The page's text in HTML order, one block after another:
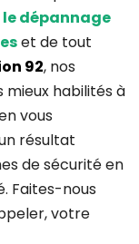
dépannage
et de tout
92, nos
mieux habilités à
vous
résultat
de sécurité en
Faites-nous
votre